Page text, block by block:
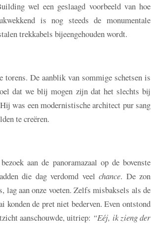
wel een geslaagd voorbeeld van hoe
is nog steeds de monumentale
trekkabels bijeengehouden wordt.
De aanblik van sommige schetsen is
dat we blij mogen zijn dat het slechts bij
was een modernistische architect pur sang
te creëren.
aan de panoramazaal op de bovenste
die dag verdomd veel chance. De zon
lag aan onze voeten. Zelfs misbaksels als de
de pret niet bederven. Even ontstond
aanschouwde, uitriep: “Eéj, ik zieng der